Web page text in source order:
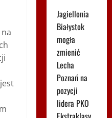
Jagiellonia
Białystok
mogła
zmienić
Lecha
Poznań na
pozycji
lidera PKO